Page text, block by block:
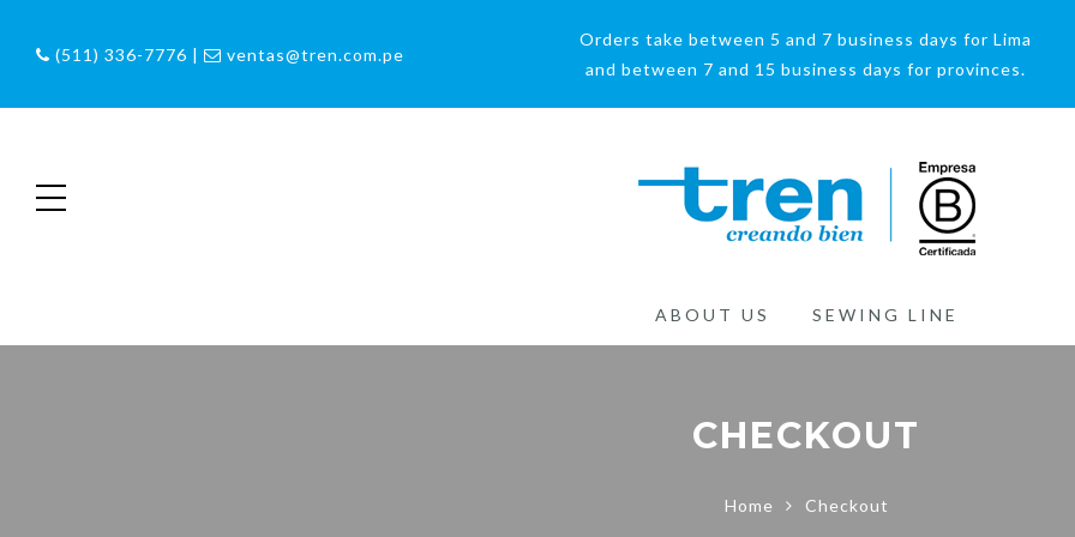
(511) 336-7776 | ventas@tren.com.pe
Orders take between 5 and 7 business days for Lima
and between 7 and 15 business days for provinces.
ABOUT US SEWING LINE
CHECKOUT
Home Checkout